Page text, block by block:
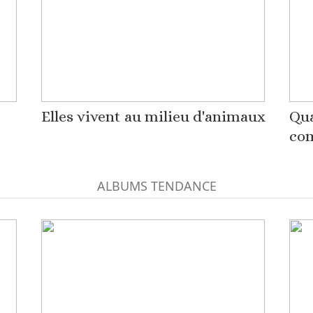
Elles vivent au milieu d'animaux
ALBUMS TENDANCE